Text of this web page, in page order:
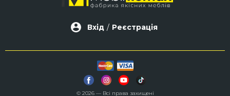
Вхід / Реєстрація
© 2026 — Всі права захищені